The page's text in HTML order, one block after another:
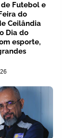
de Futebol e
do
Ceilândia
Dia do
esporte,